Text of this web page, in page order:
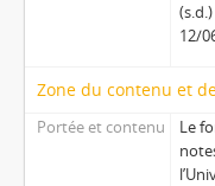
12/
Zone du contenu et
Portée et contenu
Le